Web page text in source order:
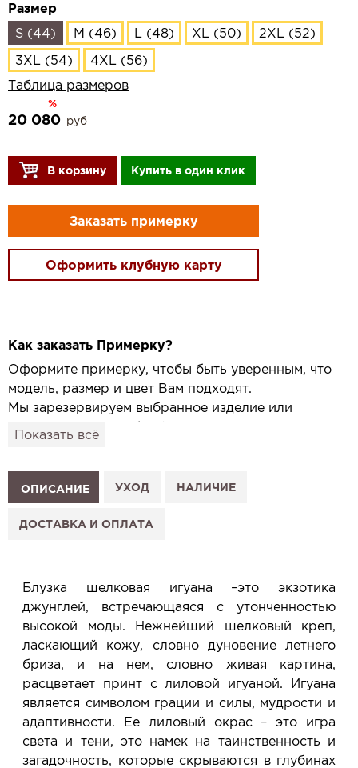
Размер
S (44)
M (46) L (48) XL (50)
2XL (52)
3XL (54)
4XL (56)
Таблица размеров
%
20 080 руб
В корзину Купить в один клик
Заказать примерку
Оформить клубную карту
Как заказать Примерку?
Оформите примерку, чтобы быть уверенным, что
модель, размер и цвет Вам подходят.
Мы зарезервируем выбранное изделие или
привезём его в удобный для вас салон и
1. Выберите изделие на сайте.
2. Нажмите «Заказать примерку» и выберите салон.
3. Заполните форму и отправьте заявку.
Услуга бесплатная и ни к чему не обязывает: Вы
примеряете в салоне и уже на месте решаете,
покупать или нет.
Планируйте визит в удобное для Вас время -
резерв действует 5 дней.
Показать всё
ОПИСАНИЕ УХОД НАЛИЧИЕ
ДОСТАВКА И ОПЛАТА
Блузка шелковая игуана –это экзотика
джунглей, встречающаяся с утонченностью
высокой моды. Нежнейший шелковый креп,
ласкающий кожу, словно дуновение летнего
бриза, и на нем, словно живая картина,
расцветает принт с лиловой игуаной. Игуана
является символом грации и силы, мудрости и
адаптивности. Ее лиловый окрас – это игра
света и тени, это намек на таинственность и
загадочность, которые скрываются в глубинах